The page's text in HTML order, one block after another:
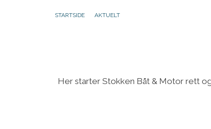
STARTSIDE AKTUELT
Her starter Stokken Båt & Motor rett